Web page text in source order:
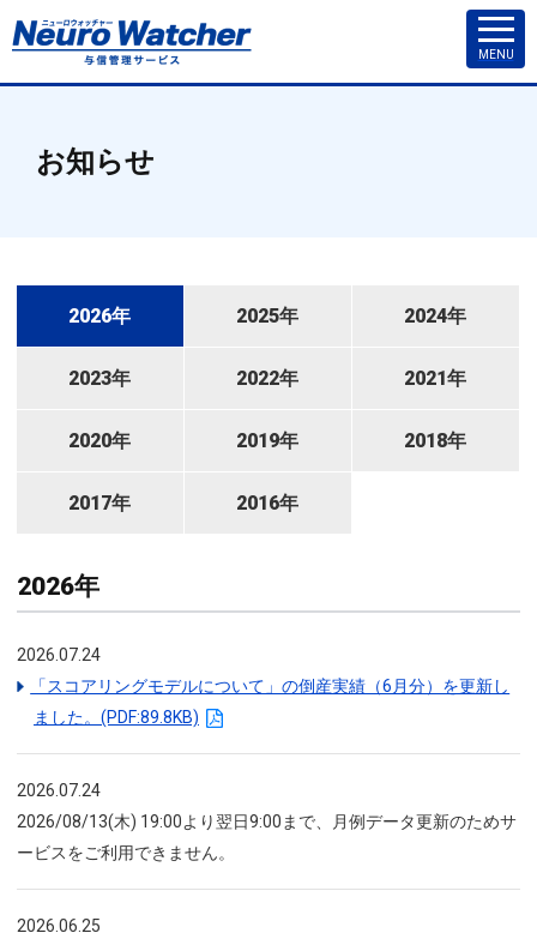
MENU
お知らせ
2026年 2025年 2024年
2023年 2022年 2021年
2020年 2019年 2018年
2017年 2016年
2026年
2026.07.24
「スコアリングモデルについて」の倒産実績（6月分）を更新し
ました。(PDF:89.8KB)
2026.07.24
2026/08/13(木) 19:00より翌日9:00まで、月例データ更新のためサ
ービスをご利用できません。
2026.06.25